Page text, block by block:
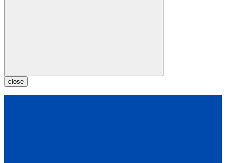
close